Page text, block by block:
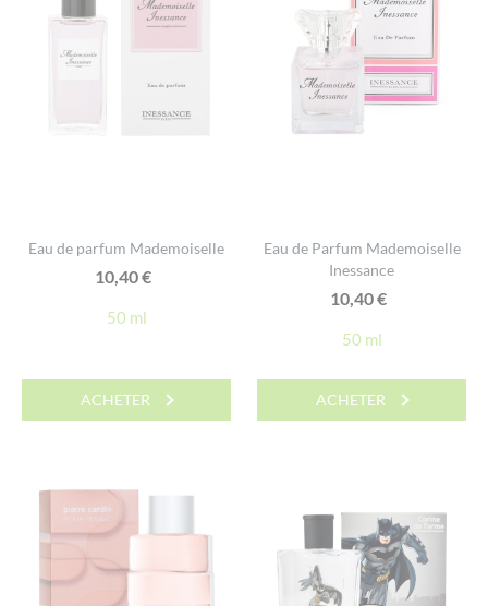
Eau de parfum Mademoiselle
10,40€
50 ml
ACHETER
Eau de Parfum Mademoiselle
Inessance
10,40€
50 ml
ACHETER